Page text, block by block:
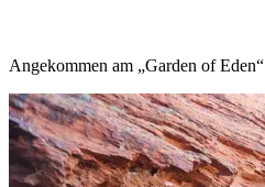
Angekommen am „Garden of Eden“